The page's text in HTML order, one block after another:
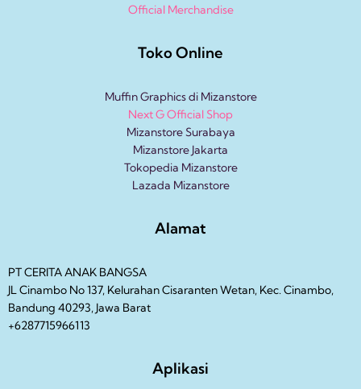
Official Merchandise
Toko Online
Muffin Graphics di Mizanstore
Next G Official Shop
Mizanstore Surabaya
Mizanstore Jakarta
Tokopedia Mizanstore
Lazada Mizanstore
Alamat
PT CERITA ANAK BANGSA
JL Cinambo No 137, Kelurahan Cisaranten Wetan, Kec. Cinambo,
Bandung 40293, Jawa Barat
+6287715966113
Aplikasi